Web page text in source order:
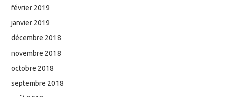
février 2019
janvier 2019
décembre 2018
novembre 2018
octobre 2018
septembre 2018